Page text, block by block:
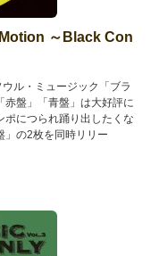
～Black Con
ル・ミュージック「ブラ
赤盤」「青盤」は大好評に
ポにつられ踊り出したくな
」の2枚を同時リリー